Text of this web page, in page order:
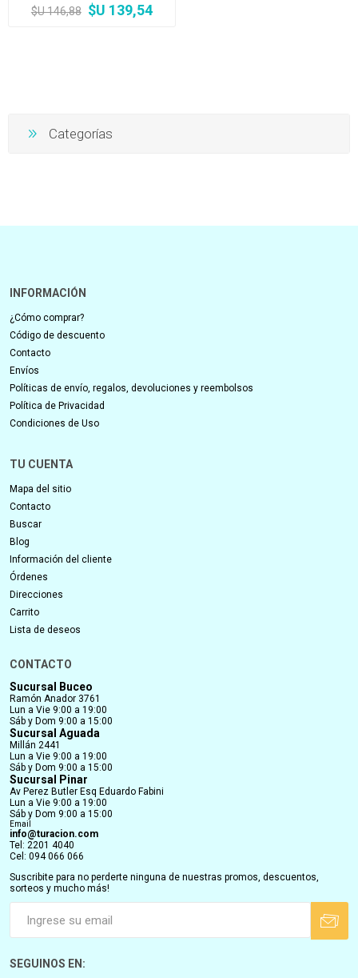
$U 146,88 $U 139,54
Categorías
INFORMACIÓN
¿Cómo comprar?
Código de descuento
Contacto
Envíos
Políticas de envío, regalos, devoluciones y reembolsos
Política de Privacidad
Condiciones de Uso
TU CUENTA
Mapa del sitio
Contacto
Buscar
Blog
Información del cliente
Órdenes
Direcciones
Carrito
Lista de deseos
CONTACTO
Sucursal Buceo
Ramón Anador 3761
Lun a Vie 9:00 a 19:00
Sáb y Dom 9:00 a 15:00
Sucursal Aguada
Millán 2441
Lun a Vie 9:00 a 19:00
Sáb y Dom 9:00 a 15:00
Sucursal Pinar
Av Perez Butler Esq Eduardo Fabini
Lun a Vie 9:00 a 19:00
Sáb y Dom 9:00 a 15:00
Email
info@turacion.com
Tel: 2201 4040
Cel: 094 066 066
Suscribite para no perderte ninguna de nuestras promos, descuentos,
sorteos y mucho más!
SEGUINOS EN: